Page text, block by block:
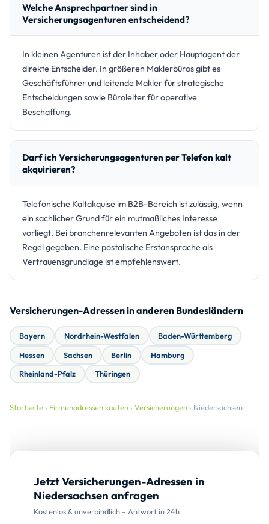
Welche Ansprechpartner sind in
Versicherungsagenturen entscheidend?
In kleinen Agenturen ist der Inhaber oder Hauptagent der
direkte Entscheider. In größeren Maklerbüros gibt es
Geschäftsführer und leitende Makler für strategische
Entscheidungen sowie Büroleiter für operative
Beschaffung.
Darf ich Versicherungsagenturen per Telefon kalt
akquirieren?
Telefonische Kaltakquise im B2B-Bereich ist zulässig, wenn
ein sachlicher Grund für ein mutmaßliches Interesse
vorliegt. Bei branchenrelevanten Angeboten ist das in der
Regel gegeben. Eine postalische Erstansprache als
Vertrauensgrundlage ist empfehlenswert.
Versicherungen-Adressen in anderen Bundesländern
Bayern Nordrhein-Westfalen
Baden-Württemberg
Hessen
Sachsen Berlin
Hamburg
Rheinland-Pfalz
Thüringen
Startseite › Firmenadressen kaufen › Versicherungen › Niedersachsen
Jetzt Versicherungen-Adressen in
Niedersachsen anfragen
Kostenlos & unverbindlich – Antwort in 24h